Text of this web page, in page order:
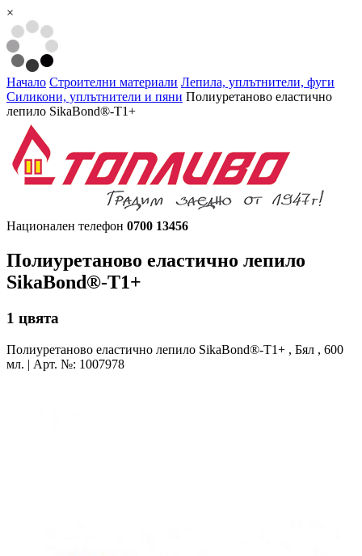
×
Начало Строителни материали Лепила, уплътнители, фуги
Силикони, уплътнители и пяни Полиуретаново еластично
лепило SikaBond®-T1+
Национален телефон 0700 13456
Полиуретаново еластично лепило
SikaBond®-T1+
1 цвята
Полиуретаново еластично лепило SikaBond®-T1+ , Бял , 600
мл. | Арт. №: 1007978